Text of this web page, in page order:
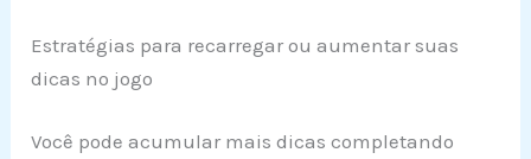
Estratégias para recarregar ou aumentar suas
dicas no jogo
Você pode acumular mais dicas completando